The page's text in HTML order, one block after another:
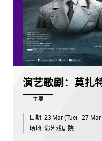
演艺歌剧：莫扎
主要
日期: 23 Mar (Tue) - 27 Mar
场地: 演艺戏剧院